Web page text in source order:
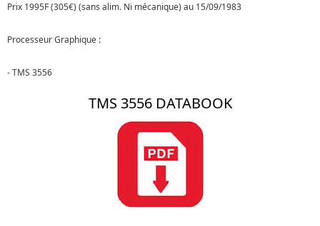
Prix 1995F (305€) (sans alim. Ni mécanique) au 15/09/1983
Processeur Graphique :
- TMS 3556
TMS 3556 DATABOOK